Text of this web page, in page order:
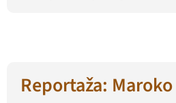
Reportaža: Maroko